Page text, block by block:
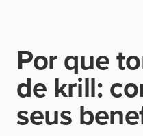
Por que
de krill:
seus